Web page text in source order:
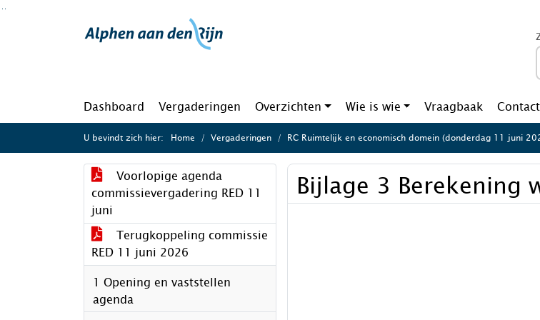
Ga naar de inhoud van deze pagina
Dashboard Vergaderingen Overzichten Wie is wie Vraagbaak Contact
U bevindt zich hier: Home Vergaderingen RC Ruimtelijk en economisch domein (donderdag 11 juni
Voorlopige agenda
commissievergadering RED 11
juni
Terugkoppeling commissie
RED 11 juni 2026
1 Opening en vaststellen
agenda
Bijlage 3 Berekening